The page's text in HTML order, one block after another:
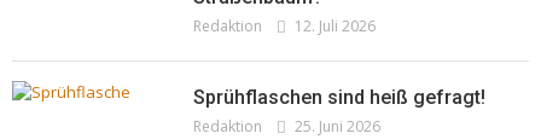
Redaktion 12. Juli 2026
Sprühflaschen sind heiß gefragt!
Redaktion 25. Juni 2026